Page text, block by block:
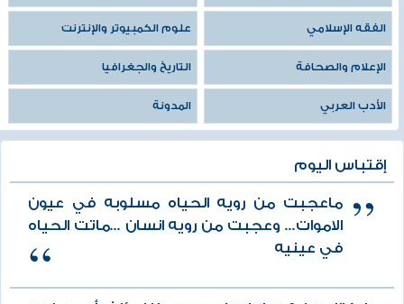
الفقه الإسلامي علوم الكمبيوتر والإنترنت
الإعلام والصحافة التاريخ والجغرافيا
الأدب العربي المدونة
إقتباس اليوم
ماعجبت من رويه الحياه مسلوبه في عيون
الاموات... وعجبت من رويه انسان ...ماتت الحياه
في عينيه